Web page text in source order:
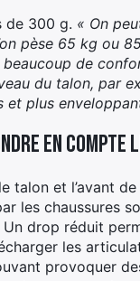
de 300 g. « On
pèse 65 kg ou
de
du talon, par
et plus
en compte
talon et l’avant
les chaussures
drop réduit
les
provoquer